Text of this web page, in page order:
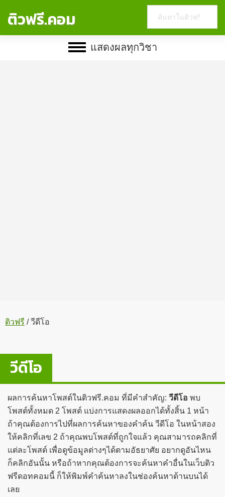
ติวฟรี.คอม
website
แสดงผลทุกวิชา
ติวฟรี /วีดีโอ
วีดีโอ
ผลการค้นหาโพสต์ในติวฟรี.คอม ที่มีคำสำคัญ: วีดีโอ พบ
โพสต์ทั้งหมด 2 โพสต์ แบ่งการแสดงผลออกได้ทั้งสิ้น 1 หน้า
ถ้าคุณต้องการไปที่ผลการค้นหาของคำค้น วีดีโอ ในหน้าสอง
ให้คลิกที่เลข 2 ถ้าคุณพบโพสต์ที่ถูกใจแล้ว คุณสามารถคลิกที่
แต่ละโพสต์ เพื่อดูข้อมูลต่างๆได้ตามอัธยาศัย อยากดูอันไหน
ก็คลิกอันนั้น หรือถ้าหากคุณต้องการจะค้นหาคำอื่นในเว็บติว
ฟรีดอทคอมนี้ ก็ให้พิมพ์คำค้นหาลงในช่องค้นหาด้านบนได้
เลย